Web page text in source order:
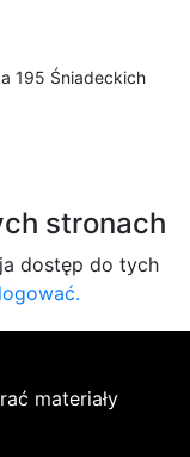
195 Śniadeckich
stronach
dostęp do tych
materiały